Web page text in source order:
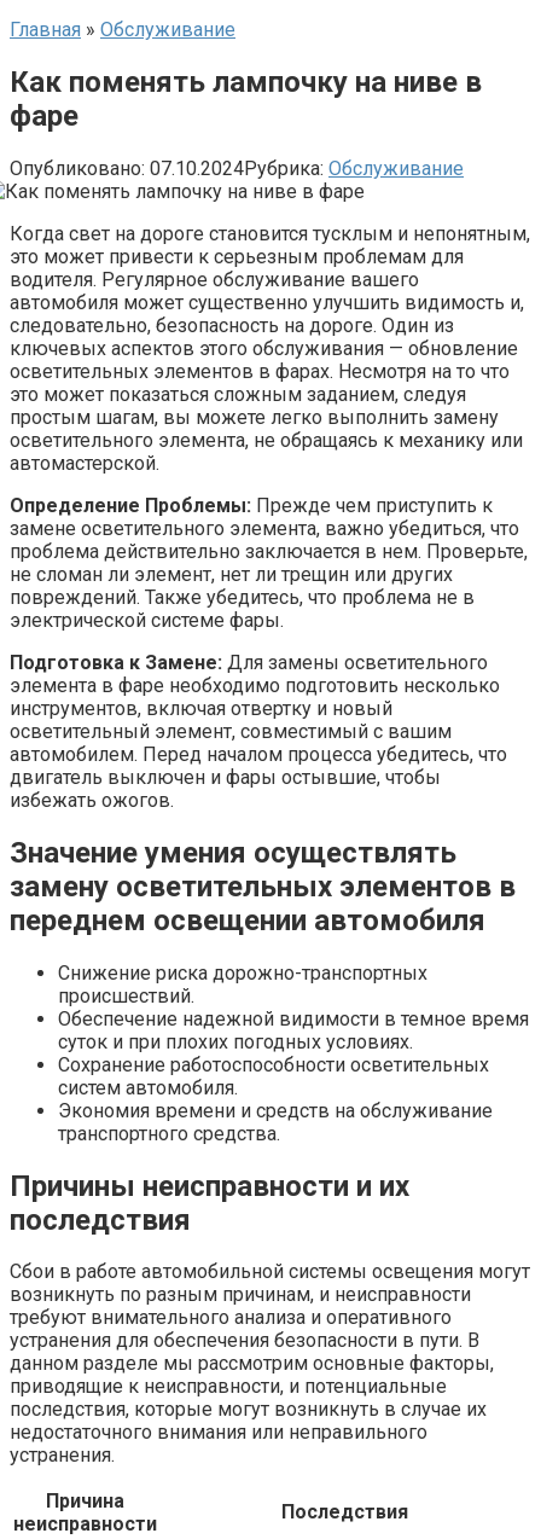
Главная » Обслуживание
Как поменять лампочку на ниве в
фаре
Опубликовано: 07.10.2024Рубрика: Обслуживание
Когда свет на дороге становится тусклым и непонятным,
это может привести к серьезным проблемам для
водителя. Регулярное обслуживание вашего
автомобиля может существенно улучшить видимость и,
следовательно, безопасность на дороге. Один из
ключевых аспектов этого обслуживания — обновление
осветительных элементов в фарах. Несмотря на то что
это может показаться сложным заданием, следуя
простым шагам, вы можете легко выполнить замену
осветительного элемента, не обращаясь к механику или
автомастерской.
Определение Проблемы: Прежде чем приступить к
замене осветительного элемента, важно убедиться, что
проблема действительно заключается в нем. Проверьте,
не сломан ли элемент, нет ли трещин или других
повреждений. Также убедитесь, что проблема не в
электрической системе фары.
Подготовка к Замене: Для замены осветительного
элемента в фаре необходимо подготовить несколько
инструментов, включая отвертку и новый
осветительный элемент, совместимый с вашим
автомобилем. Перед началом процесса убедитесь, что
двигатель выключен и фары остывшие, чтобы
избежать ожогов.
Значение умения осуществлять
замену осветительных элементов в
переднем освещении автомобиля
Снижение риска дорожно-транспортных
происшествий.
Обеспечение надежной видимости в темное время
суток и при плохих погодных условиях.
Сохранение работоспособности осветительных
систем автомобиля.
Экономия времени и средств на обслуживание
транспортного средства.
Причины неисправности и их
последствия
Сбои в работе автомобильной системы освещения могут
возникнуть по разным причинам, и неисправности
требуют внимательного анализа и оперативного
устранения для обеспечения безопасности в пути. В
данном разделе мы рассмотрим основные факторы,
приводящие к неисправности, и потенциальные
последствия, которые могут возникнуть в случае их
недостаточного внимания или неправильного
устранения.
Причина
неисправности
Последствия